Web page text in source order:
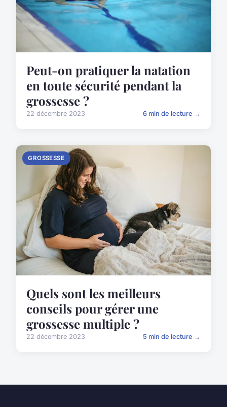
Peut-on pratiquer la natation
en toute sécurité pendant la
grossesse ?
22 décembre 2023 6 min de lecture →
GROSSESSE
Quels sont les meilleurs
conseils pour gérer une
grossesse multiple ?
22 décembre 2023 5 min de lecture →